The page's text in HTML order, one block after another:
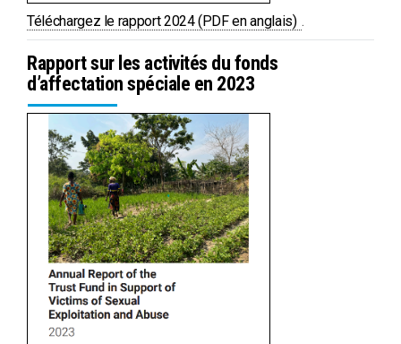
Téléchargez le rapport 2024 (PDF en anglais) PDF
.
Rapport sur les activités du fonds
d’affectation spéciale en 2023